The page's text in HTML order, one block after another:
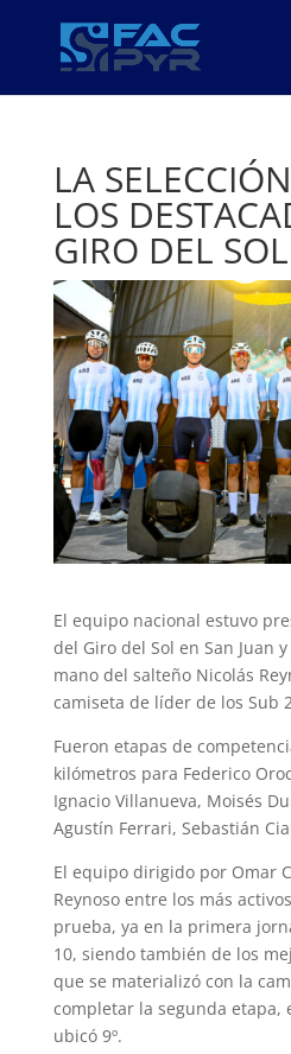
LA
LOS
GIRO DEL SOL
El equipo nacional estuvo
del Giro del Sol en San Juan
mano del salteño Nicolás
camiseta de líder de los Sub
Fueron etapas de
kilómetros para Federico
Ignacio Villanueva, Moisés
Agustín Ferrari, Sebastián
El equipo dirigido por Omar
Reynoso entre los más
prueba, ya en la primera
10, siendo también de los
que se materializó con la
completar la segunda etapa,
ubicó 9º.